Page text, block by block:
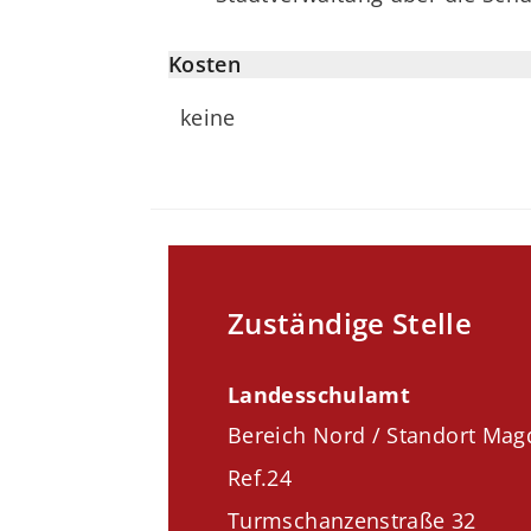
Kosten
keine
Zuständige Stelle
Landesschulamt
Bereich Nord / Standort
Ref.24
Turmschanzenstraße 32